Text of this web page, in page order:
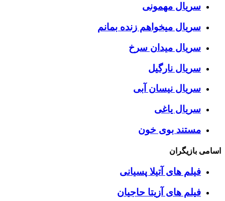
سریال مهمونی
سریال میخواهم زنده بمانم
سریال میدان سرخ
سریال نارگیل
سریال نیسان آبی
سریال یاغی
مستند بوی خون
اسامی بازیگران
فیلم های آتیلا پسیانی
فیلم های آزیتا حاجیان